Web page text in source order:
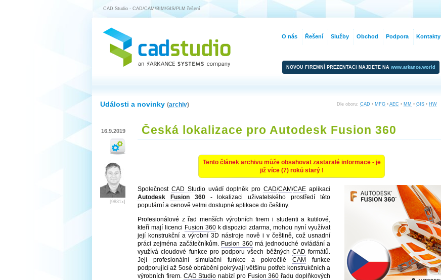
CAD Studio - CAD/CAM/BIM/GIS/PLM řešení
NOVOU FIREMNÍ PREZENTACI NAJDETE NA www.arkance.world
Dle oboru: CAD • MFG • AEC • MM • GIS • HW
Události a novinky (archiv)
16.9.2019
[9831x]
Česká lokalizace pro Autodesk Fusion 360
Tento článek archivu může obsahovat zastaralé informace - je
již více (7) roků starý !
Společnost CAD Studiouvádí doplněk proCAD/CAM/CAE aplikaci
Autodesk
Fusion 360- lokalizaci uživatelského prostředí této
populární a cenově velmi dostupné aplikace do češtiny.
Profesionálové z řad menších výrobních firem i studenti a kutilové,
kteří mají licenci Fusion 360k dispozici zdarma, mohou nyní využívat
její konstrukční a výrobní 3D nástroje nově i v češtině, což usnadní
práci zejména začátečníkům. Fusion 360má jednoduché ovládání a
využívá cloudové funkce pro podporu všech běžných CAD formátů.
Její profesionální simulační funkce a pokročiléCAM
funkce
podporující až 5osé obrábění pokrývají většinu potřeb konstrukčních a
výrobních firem. CAD Studio nabízí pro Fusion 360 řadu doplňkových
O nás Řešení Služby Obchod Podpora Kontakty